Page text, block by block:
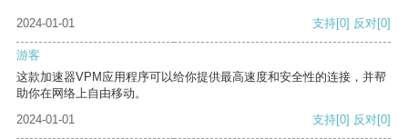
2024-01-01 支持[0] 反对[0]
游客
这款加速器VPM应用程序可以给你提供最高速度和安全性的连接，并帮
助你在网络上自由移动。
2024-01-01
支持[0] 反对[0]